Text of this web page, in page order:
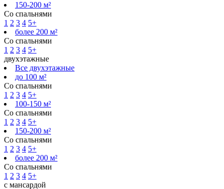
150-200 м²
Со спальнями
1 2 3 4 5+
более 200 м²
Со спальнями
1 2 3 4 5+
двухэтажные
Все двухэтажные
до 100 м²
Со спальнями
1 2 3 4 5+
100-150 м²
Со спальнями
1 2 3 4 5+
150-200 м²
Со спальнями
1 2 3 4 5+
более 200 м²
Со спальнями
1 2 3 4 5+
с мансардой